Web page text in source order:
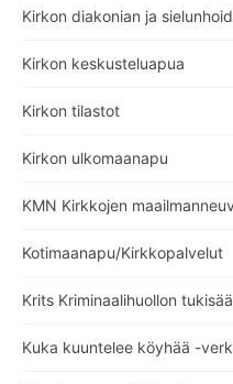
Kirkon diakonian ja
Kirkon keskusteluapua
Kirkon tilastot
Kirkon ulkomaanapu
KMN Kirkkojen
Kotimaanapu/Kirkkopalvelut
Krits Kriminaalihuollon
Kuka kuuntelee köyhää -